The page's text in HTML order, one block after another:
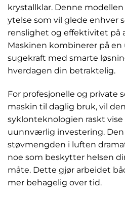
krystallklar. Denne
ytelse som vil glede enhver
renslighet og effektivitet på
Maskinen kombinerer på
sugekraft med smarte
hverdagen din betraktelig.
For profesjonelle og private
maskin til daglig bruk, vil
syklonteknologien raskt
uunnværlig investering. Den
støvmengden i luften
noe som beskytter helsen
måte. Dette gjør arbeidet
mer behagelig over tid.